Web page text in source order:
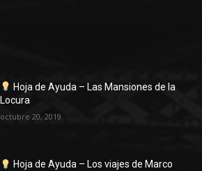
Hoja de Ayuda – Las Mansiones de la
Locura
octubre 20, 2019
Hoja de Ayuda – Los viajes de Marco